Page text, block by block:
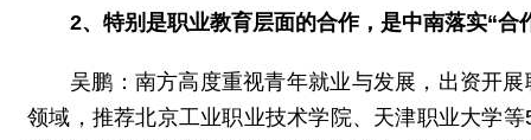
2、特别是职业教育层面的合作，是中南落实“合
吴鹏： 南方高度重视青年就业与发展，出资开
领域， 推荐北京工业职业技术学院、天津职业大学